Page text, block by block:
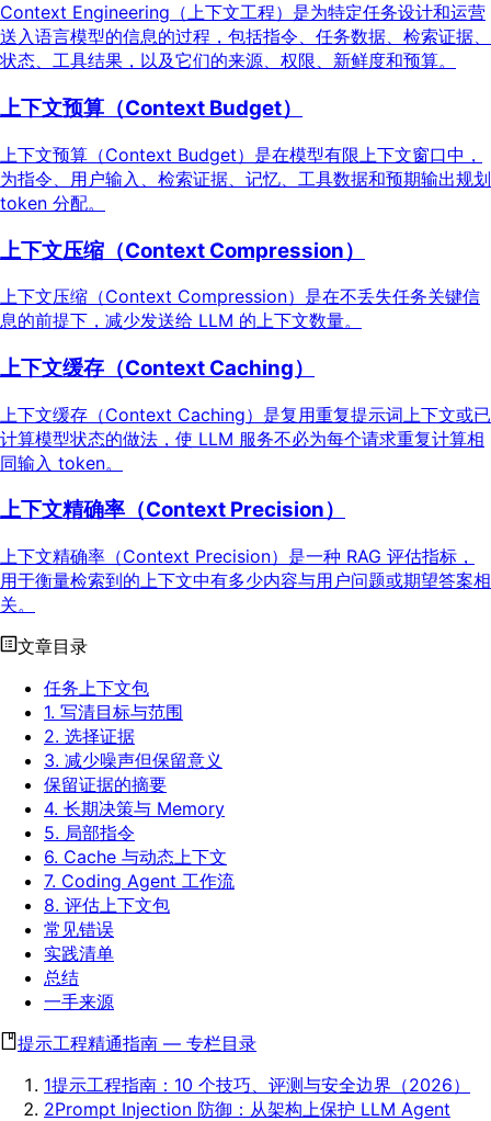
Context Engineering（上下文工程）是为特定任务设计和运营
送入语言模型的信息的过程，包括指令、任务数据、检索证据、
状态、工具结果，以及它们的来源、权限、新鲜度和预算。
上下文预算（Context Budget）
上下文预算（Context Budget）是在模型有限上下文窗口中，
为指令、用户输入、检索证据、记忆、工具数据和预期输出规划
token 分配。
上下文压缩（Context Compression）
上下文压缩（Context Compression）是在不丢失任务关键信
息的前提下，减少发送给 LLM 的上下文数量。
上下文缓存（Context Caching）
上下文缓存（Context Caching）是复用重复提示词上下文或已
计算模型状态的做法，使 LLM 服务不必为每个请求重复计算相
同输入 token。
上下文精确率（Context Precision）
上下文精确率（Context Precision）是一种 RAG 评估指标，
用于衡量检索到的上下文中有多少内容与用户问题或期望答案相
关。
文章目录
任务上下文包
1. 写清目标与范围
2. 选择证据
3. 减少噪声但保留意义
保留证据的摘要
4. 长期决策与 Memory
5. 局部指令
6. Cache 与动态上下文
7. Coding Agent 工作流
8. 评估上下文包
常见错误
实践清单
总结
一手来源
提示工程精通指南 — 专栏目录
1提示工程指南：10 个技巧、评测与安全边界（2026）
2Prompt Injection 防御：从架构上保护 LLM Agent